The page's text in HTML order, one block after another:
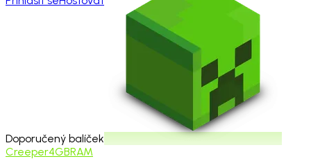
Doporučený balíček
Creeper4GBRAM